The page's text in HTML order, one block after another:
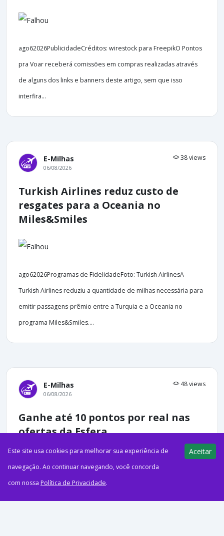
ago62026PublicidadeCréditos: wirestock para FreepikO Pontos
pra Voar receberá comissões em compras realizadas através
de alguns dos links e banners deste artigo, sem que isso
interfira...
E-Milhas 38 views
06/08/2026
Turkish Airlines reduz custo de
resgates para a Oceania no
Miles&Smiles
ago62026Programas de FidelidadeFoto: Turkish AirlinesA
Turkish Airlines reduziu a quantidade de milhas necessária para
emitir passagens-prêmio entre a Turquia e a Oceania no
programa Miles&Smiles....
E-Milhas 48 views
06/08/2026
Ganhe até 10 pontos por real nas
ofertas da Esfera
ago62026EsferaCréditos: FreepikVai fazer compras online?
Então vale a pena conferir a nova rodada de ofertas da Esfera.
Este site usa cookies para melhorar sua experiência de
navegação. Ao continuar navegando, você concorda
com nossa Política de Privacidade.
Aceitar